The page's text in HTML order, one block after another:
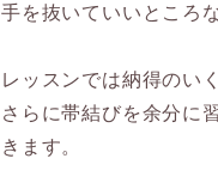
手を抜いていいところ
レッスンでは納得のい
さらに帯結びを余分に
きます。